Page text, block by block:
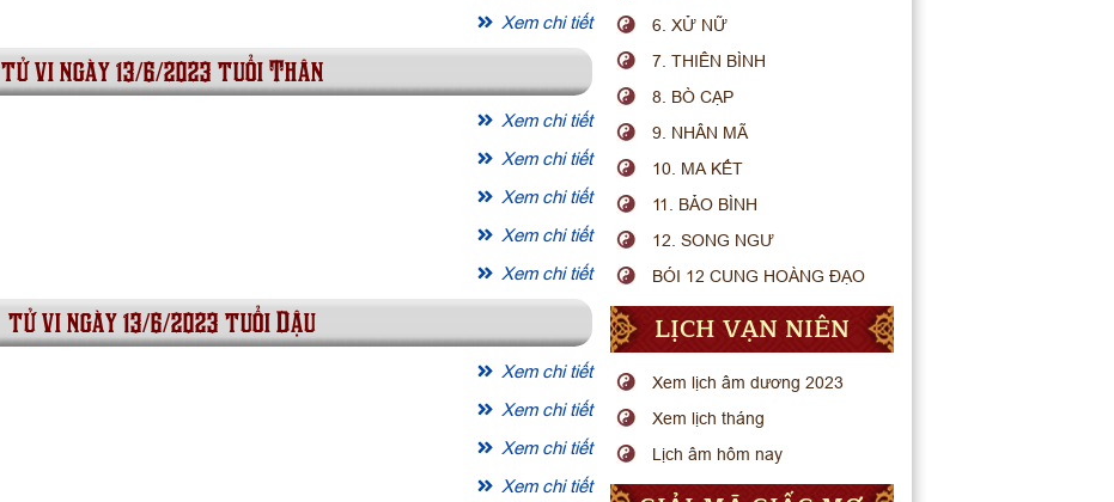
Xem chi tiết
tử vi ngày 13/6/2023 tuổi Thân
Xem chi tiết
Xem chi tiết
Xem chi tiết
Xem chi tiết
Xem chi tiết
tử vi ngày 13/6/2023 tuổi Dậu
Xem chi tiết
Xem chi tiết
Xem chi tiết
Xem chi tiết
6. XỬ NỮ
7. THIÊN BÌNH
8. BÒ CẠP
9. NHÂN MÃ
10. MA KẾT
11. BẢO BÌNH
12. SONG NGƯ
BÓI 12 CUNG HOÀNG ĐẠO
LỊCH VẠN NIÊN
Xem lịch âm dương 2023
Xem lịch tháng
Lịch âm hôm nay